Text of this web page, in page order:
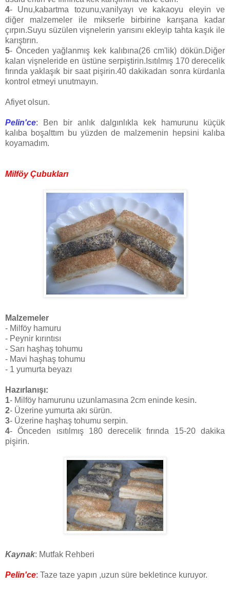
4- Unu,kabartma tozunu,vanilyayı ve kakaoyu eleyin ve
diğer malzemeler ile mikserle birbirine karışana kadar
çırpın.Suyu süzülen vişnelerin yarısını ekleyip tahta kaşık ile
karıştırın.
5- Önceden yağlanmış kek kalıbına(26 cm'lik) dökün.Diğer
kalan vişneleride en üstüne serpiştirin.Isıtılmış 170 derecelik
fırında yaklaşık bir saat pişirin.40 dakikadan sonra kürdanla
kontrol etmeyi unutmayın.
Afiyet olsun.
Pelin'ce: Ben bir anlık dalgınlıkla kek hamurunu küçük
kalıba boşalttım bu yüzden de malzemenin hepsini kalıba
koyamadım.
Milföy Çubukları
Malzemeler
- Milföy hamuru
- Peynir kırıntısı
- Sarı haşhaş tohumu
- Mavi haşhaş tohumu
- 1 yumurta beyazı
Hazırlanışı:
1- Milföy hamurunu uzunlamasına 2cm eninde kesin.
2- Üzerine yumurta akı sürün.
3- Üzerine haşhaş tohumu serpin.
4- Önceden ısıtılmış 180 derecelik fırında 15-20 dakika
pişirin.
Kaynak: Mutfak Rehberi
Pelin'ce: Taze taze yapın ,uzun süre bekletince kuruyor.